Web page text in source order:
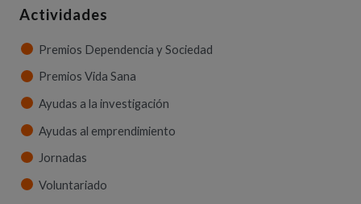
Actividades
Premios Dependencia y Sociedad
Premios Vida Sana
Ayudas a la investigación
Ayudas al emprendimiento
Jornadas
Voluntariado